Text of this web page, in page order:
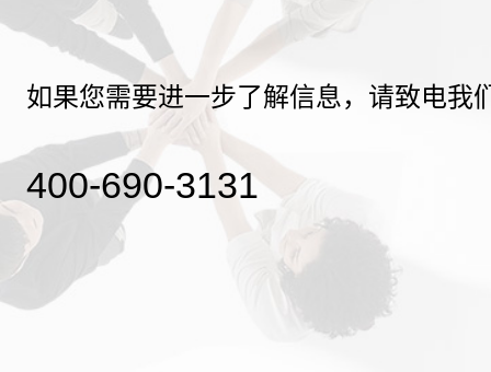
如果您需要进一步了解信息，请致电我
400-690-3131